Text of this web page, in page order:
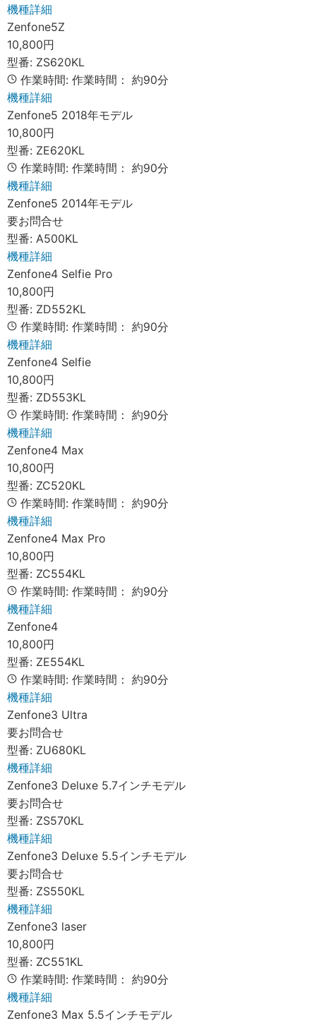
機種詳細
Zenfone5Z
10,800円
型番: ZS620KL
作業時間: 作業時間： 約90分
機種詳細
Zenfone5 2018年モデル
10,800円
型番: ZE620KL
作業時間: 作業時間： 約90分
機種詳細
Zenfone5 2014年モデル
要お問合せ
型番: A500KL
機種詳細
Zenfone4 Selfie Pro
10,800円
型番: ZD552KL
作業時間: 作業時間： 約90分
機種詳細
Zenfone4 Selfie
10,800円
型番: ZD553KL
作業時間: 作業時間： 約90分
機種詳細
Zenfone4 Max
10,800円
型番: ZC520KL
作業時間: 作業時間： 約90分
機種詳細
Zenfone4 Max Pro
10,800円
型番: ZC554KL
作業時間: 作業時間： 約90分
機種詳細
Zenfone4
10,800円
型番: ZE554KL
作業時間: 作業時間： 約90分
機種詳細
Zenfone3 Ultra
要お問合せ
型番: ZU680KL
機種詳細
Zenfone3 Deluxe 5.7インチモデル
要お問合せ
型番: ZS570KL
機種詳細
Zenfone3 Deluxe 5.5インチモデル
要お問合せ
型番: ZS550KL
機種詳細
Zenfone3 laser
10,800円
型番: ZC551KL
作業時間: 作業時間： 約90分
機種詳細
Zenfone3 Max 5.5インチモデル